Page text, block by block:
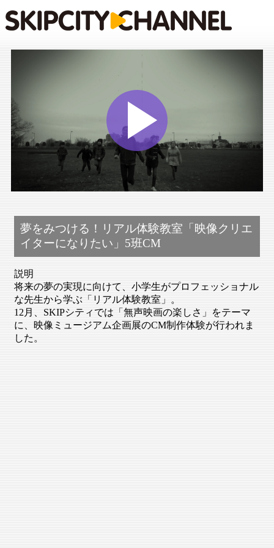
Play
夢をみつける！リアル体験教室「映像クリエ
イターになりたい」5班CM
説明
将来の夢の実現に向けて、小学生がプロフェッショナル
な先生から学ぶ「リアル体験教室」。
12月、SKIPシティでは「無声映画の楽しさ」をテーマ
に、映像ミュージアム企画展のCM制作体験が行われま
した。